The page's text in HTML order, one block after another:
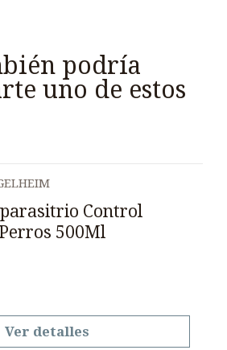
podría
uno de estos
Control
500Ml
Ver detalles